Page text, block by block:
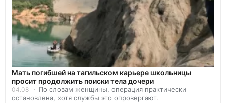
Мать погибшей на тагильском карьере школьницы
просит продолжить поиски тела дочери
04.08
По словам женщины, операция практически
остановлена, хотя службы это опровергают.